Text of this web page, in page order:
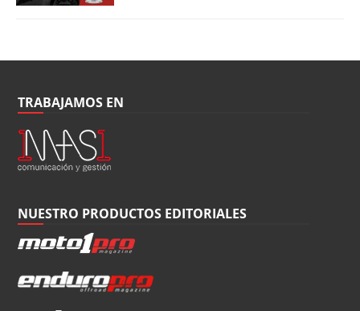
TRABAJAMOS EN
NUESTRO PRODUCTOS EDITORIALES